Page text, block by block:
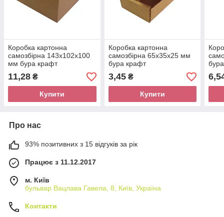
Коробка картонна
самозбірна 143х102х100
мм бура крафт
мікрогофрокартон
11,28 ₴
Купити
Коробка картонна
самозбірна 65х35х25 мм
бура крафт
мікрогофрокартон
3,45₴
Купити
Про нас
93% позитивних з 15 відгуків за рік
Працює з 11.12.2017
м. Київ
бульвар Вацлава Гавела, 8, Київ, Україна
Контакти